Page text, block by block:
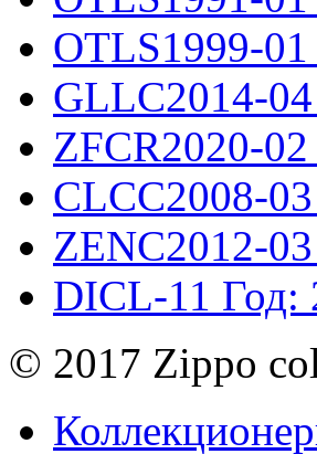
OTLS1999-01
GLLC2014-04
ZFCR2020-02
CLCC2008-03
ZENC2012-03
DICL-11 Год:
© 2017 Zippo